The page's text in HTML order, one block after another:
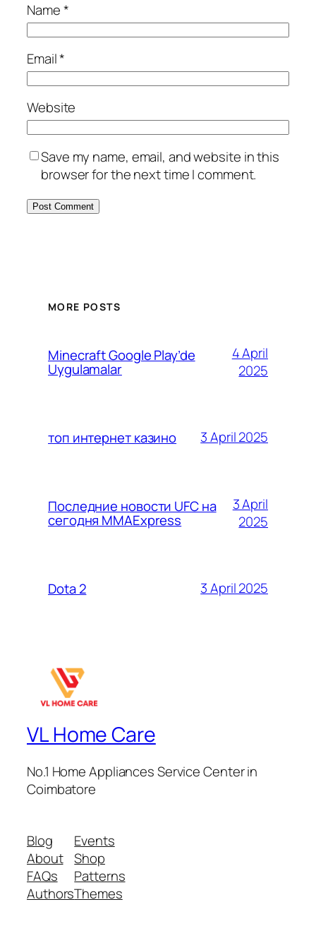
Name*
Email*
Website
Save my name, email, and website in this
browser for the next time I comment.
MORE POSTS
Minecraft Google Play’de
Uygulamalar
4 April
2025
топ интернет казино 3 April 2025
Последние новости UFC на
сегодня MMAExpress
3 April
2025
Dota 2 3 April 2025
VL Home Care
No.1 Home Appliances Service Center in
Coimbatore
Blog
About
FAQs
Authors
Events
Shop
Patterns
Themes